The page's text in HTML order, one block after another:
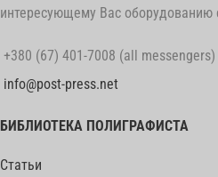
интересующему Вас оборудованию
+380 (67) 401-7008 (all messengers)
info@post-press.net
БИБЛИОТЕКА ПОЛИГРАФИСТА
Статьи